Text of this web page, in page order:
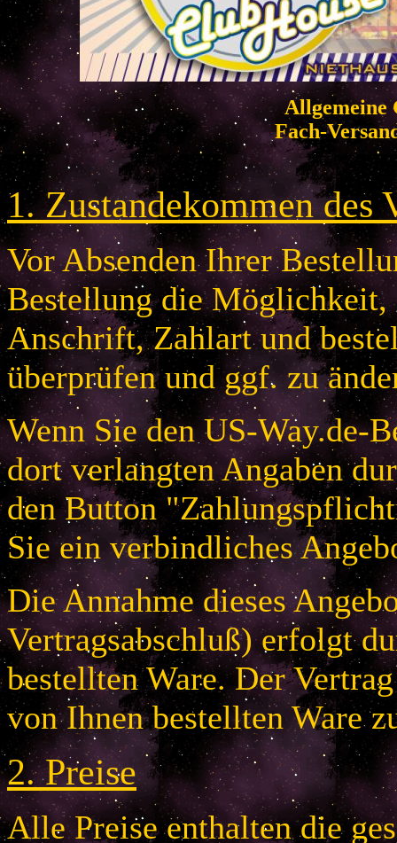
Allgemeine
Fach-
1. Zustandekommen des
Vor Absenden Ihrer
Bestellung die Möglichkeit,
Anschrift, Zahlart und
überprüfen und ggf. zu
Wenn Sie den US-Way.de-
dort verlangten Angaben
den Button
Sie ein verbindliches
Die Annahme dieses
Vertragsabschluß) erfolgt
bestellten Ware. Der
von Ihnen bestellten Ware
2.Preise
Alle Preise enthalten die